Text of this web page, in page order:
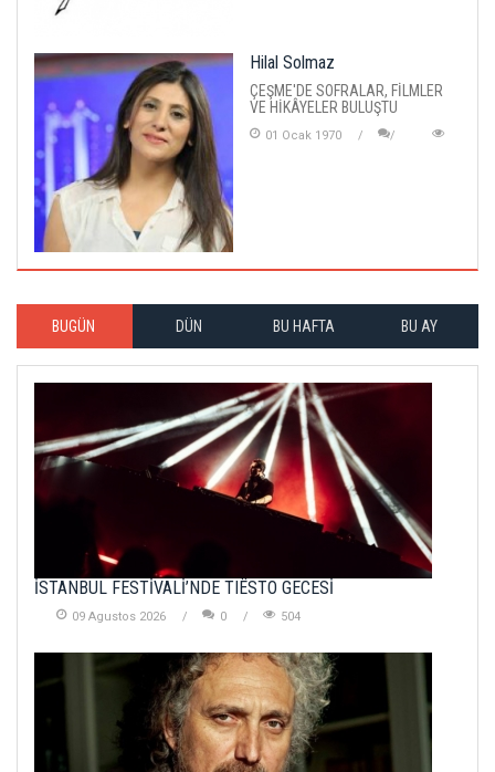
Hilal Solmaz
ÇEŞME'DE SOFRALAR, FİLMLER
VE HİKÂYELER BULUŞTU
01 Ocak 1970
BUGÜN DÜN BU HAFTA BU AY
İSTANBUL FESTİVALİ’NDE TIËSTO GECESİ
09 Agustos 2026 0 504